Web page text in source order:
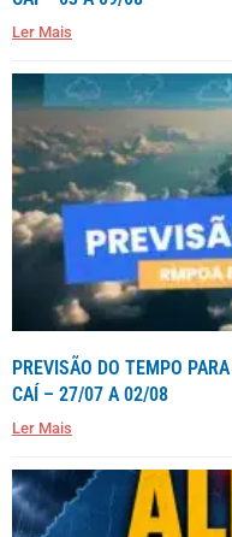
Ler Mais
PREVISÃO DO TEMPO
CAÍ – 27/07 A 02/08
Ler Mais